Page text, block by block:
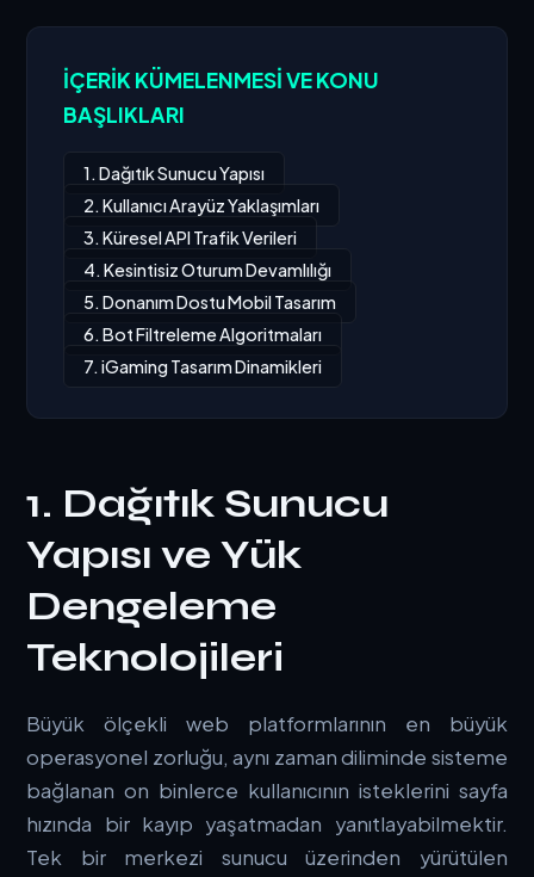
İÇERIK KÜMELENMESI VE KONU
BAŞLIKLARI
1. Dağıtık Sunucu Yapısı
2. Kullanıcı Arayüz Yaklaşımları
3. Küresel API Trafik Verileri
4. Kesintisiz Oturum Devamlılığı
5. Donanım Dostu Mobil Tasarım
6. Bot Filtreleme Algoritmaları
7. iGaming Tasarım Dinamikleri
1. Dağıtık Sunucu
Yapısı ve Yük
Dengeleme
Teknolojileri
Büyük ölçekli web platformlarının en büyük
operasyonel zorluğu, aynı zaman diliminde sisteme
bağlanan on binlerce kullanıcının isteklerini sayfa
hızında bir kayıp yaşatmadan yanıtlayabilmektir.
Tek bir merkezi sunucu üzerinden yürütülen